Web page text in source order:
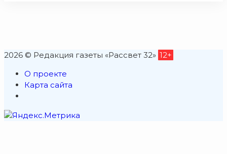
2026 © Редакция газеты «Рассвет 32» 12+
О проекте
Карта сайта